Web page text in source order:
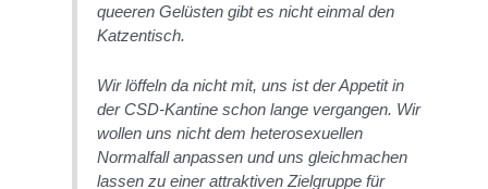
queeren Gelüsten gibt es nicht einmal den
Katzentisch.
Wir löffeln da nicht mit, uns ist der Appetit in
der CSD-Kantine schon lange vergangen. Wir
wollen uns nicht dem heterosexuellen
Normalfall anpassen und uns gleichmachen
lassen zu einer attraktiven Zielgruppe für